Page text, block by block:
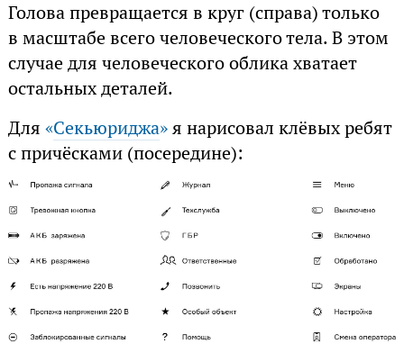
Голова превращается в круг (справа) только
в масштабе всего человеческого тела. В этом
случае для человеческого облика хватает
остальных деталей.
Для «Секьюриджа»я нарисовал клёвых ребят
с причёсками (посередине):